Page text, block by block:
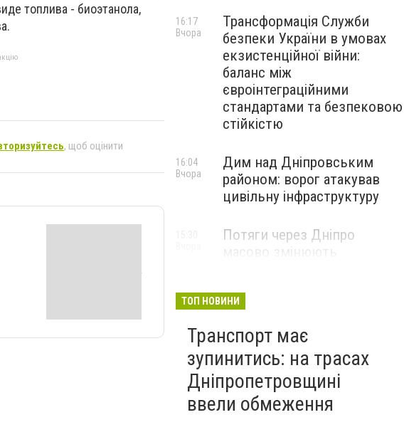
топлива - биоэтанола,
, щоб оцінити
Трансформація Служби
безпеки України в умовах
екзистенційної війни:
баланс між
євроінтеграційними
стандартами та безпековою
стійкістю
16:17
Вчора
Дим над Дніпровським
районом: ворог атакував
цивільну інфраструктуру
16:04
Вчора
Потяги через Дніпро
ТОП НОВИНИ
Транспорт має
зупинитись: на трасах
Дніпропетровщині
ввели обмеження